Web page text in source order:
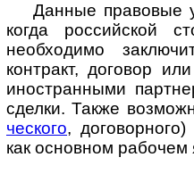
Данные правовые
когда российской
необходимо
контракт, договор
иностранными
сделки. Также
чес­ко­го,
как основном рабочем